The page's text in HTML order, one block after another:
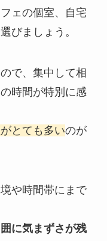
ェの個室、自宅
びましょう。
で、集中して相
時間が特別に感
とても多いのが
や時間帯にまで
に気まずさが残